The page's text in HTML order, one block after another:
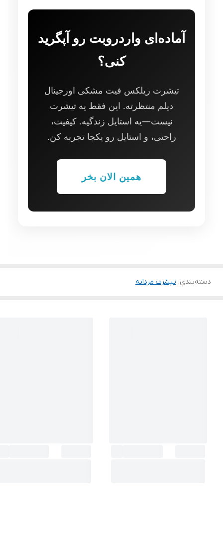
آماده‌ای واردروبت رو آپگرید
کنی؟
تیشرت ریلکس فیت مشکی اورجینال
دیلم منتظرته. این فقط یه تیشرت
نیست—یه استایل زندگیه. کیفیت،
راحتی، و استایل رو یکجا تجربه کن.
همین الان بخر
دسته‌بندی: تیشرت مردانه